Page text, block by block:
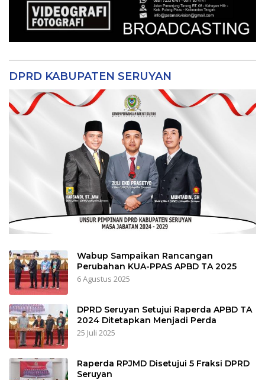
DPRD KABUPATEN SERUYAN
Wabup Sampaikan Rancangan
Perubahan KUA-PPAS APBD TA 2025
6 Agustus 2025
DPRD Seruyan Setujui Raperda APBD TA
2024 Ditetapkan Menjadi Perda
25 Juli 2025
Raperda RPJMD Disetujui 5 Fraksi DPRD
Seruyan